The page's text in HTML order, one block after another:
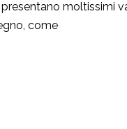
moltissimi
come